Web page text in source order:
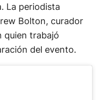
La periodista
Bolton, curador
quien trabajó
del evento.